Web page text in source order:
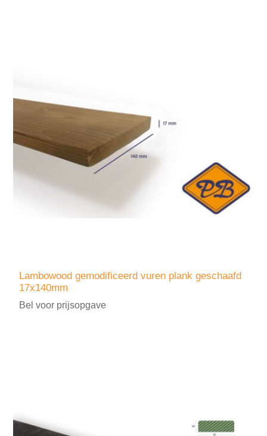
Lambowood gemodificeerd vuren plank geschaafd
17x140mm
Bel voor prijsopgave